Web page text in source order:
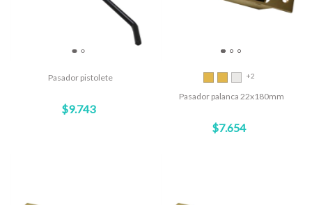
Pasador pistolete
$9.743
+2
Pasador palanca 22x180mm
$7.654